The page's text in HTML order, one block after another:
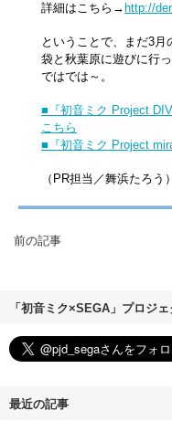
詳細はこちら→ http://
ということで、まだ3
袋と秋葉原に遊びに行
ではでは～。
■『初音ミク Project
こちら
■『初音ミク Project
（PR担当／舞浜たろう）
前の記事
「初音ミク×SEGA」プロジ
最近の記事